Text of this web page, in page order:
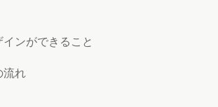
インができること
流れ